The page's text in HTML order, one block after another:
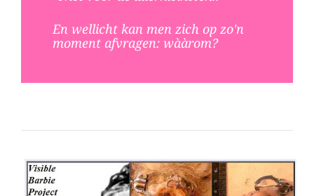
En wellicht kan men zich op zo'n
moment afvragen: wààrom?